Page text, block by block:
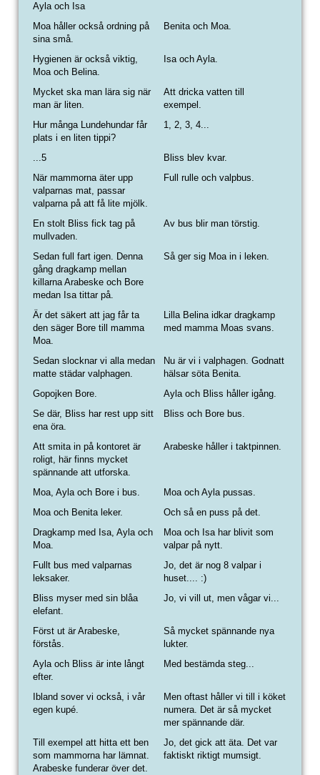
Ayla och Isa
Moa håller också ordning på
sina små.
Benita och Moa.
Hygienen är också viktig,
Moa och Belina.
Isa och Ayla.
Mycket ska man lära sig när
man är liten.
Att dricka vatten till
exempel.
Hur många Lundehundar får
plats i en liten tippi?
1, 2, 3, 4...
...5
Bliss blev kvar.
När mammorna äter upp
valparnas mat, passar
valparna på att få lite mjölk.
Full rulle och valpbus.
En stolt Bliss fick tag på
mullvaden.
Av bus blir man törstig.
Sedan full fart igen. Denna
gång dragkamp mellan
killarna Arabeske och Bore
medan Isa tittar på.
Så ger sig Moa in i leken.
Är det säkert att jag får ta
den säger Bore till mamma
Moa.
Lilla Belina idkar dragkamp
med mamma Moas svans.
Sedan slocknar vi alla medan
matte städar valphagen.
Nu är vi i valphagen. Godnatt
hälsar söta Benita.
Gopojken Bore.
Ayla och Bliss håller igång.
Se där, Bliss har rest upp sitt
ena öra.
Bliss och Bore bus.
Att smita in på kontoret är
roligt, här finns mycket
spännande att utforska.
Arabeske håller i taktpinnen.
Moa, Ayla och Bore i bus.
Moa och Ayla pussas.
Moa och Benita leker.
Och så en puss på det.
Dragkamp med Isa, Ayla och
Moa.
Moa och Isa har blivit som
valpar på nytt.
Fullt bus med valparnas
leksaker.
Jo, det är nog 8 valpar i
huset.... :)
Bliss myser med sin blåa
elefant.
Jo, vi vill ut, men vågar vi...
Först ut är Arabeske,
förstås.
Så mycket spännande nya
lukter.
Ayla och Bliss är inte långt
efter.
Med bestämda steg...
Ibland sover vi också, i vår
egen kupé.
Men oftast håller vi till i köket
numera. Det är så mycket
mer spännande där.
Till exempel att hitta ett ben
som mammorna har lämnat.
Arabeske funderar över det.
Jo, det gick att äta. Det var
faktiskt riktigt mumsigt.